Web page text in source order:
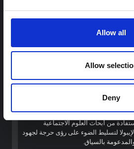
Allow all
Allow
Deny
حول الإيبولا من أجل
من أبحاث العلوم الاجتماعية
لتسليط الضوء على رؤى حرجة لجهود
بالسياق.